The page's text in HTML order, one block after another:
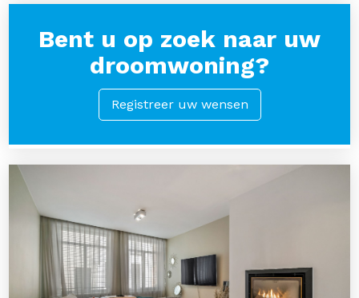
Bent u op zoek naar uw
droomwoning?
Registreer uw wensen